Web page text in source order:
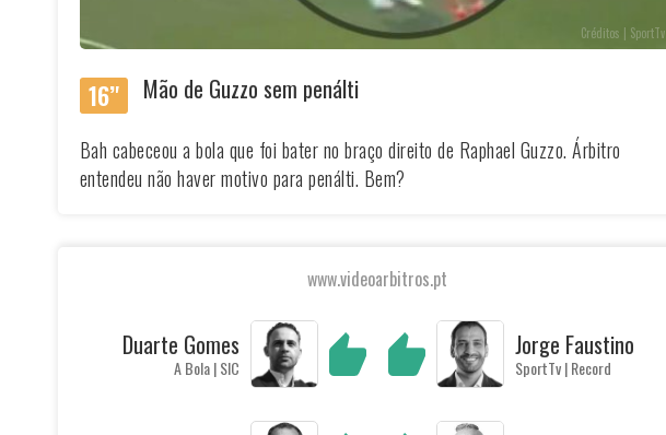
Créditos | SportTv
16’' Mão de Guzzo sem penálti
Bah cabeceou a bola que foi bater no braço direito de Raphael Guzzo. Árbitro
entendeu não haver motivo para penálti. Bem?
www.videoarbitros.pt
Duarte Gomes
A Bola | SIC
Jorge Faustino
SportTv | Record